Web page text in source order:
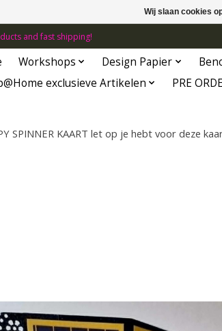
and fast shipping!
Workshops Design Papier
exclusieve Artikelen
PRE
SPINNER KAART let op je hebt voor deze
Wij slaan cookies